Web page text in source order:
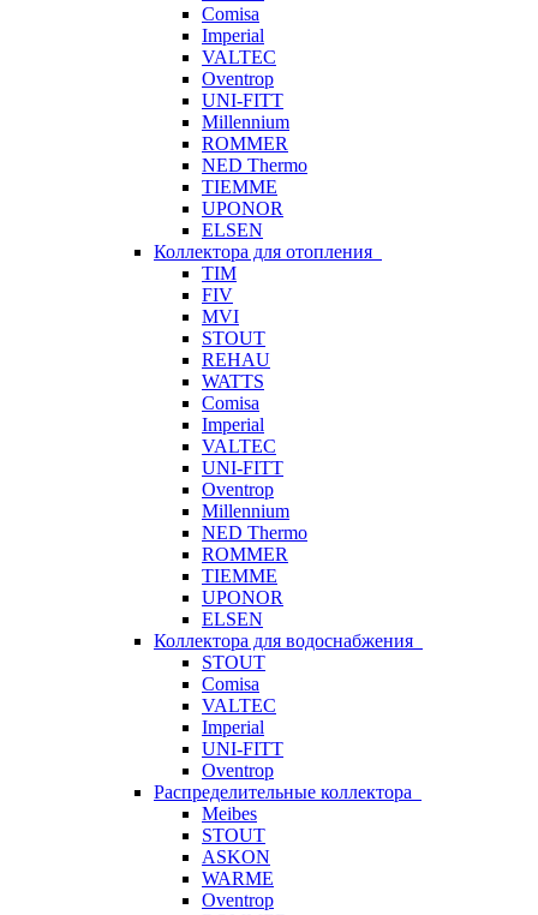
Comisa
Imperial
VALTEC
Oventrop
UNI-FITT
Millennium
ROMMER
NED Thermo
TIEMME
UPONOR
ELSEN
Коллектора для отопления
TIM
FIV
MVI
STOUT
REHAU
WATTS
Comisa
Imperial
VALTEC
UNI-FITT
Oventrop
Millennium
NED Thermo
ROMMER
TIEMME
UPONOR
ELSEN
Коллектора для водоснабжения
STOUT
Comisa
VALTEC
Imperial
UNI-FITT
Oventrop
Распределительные коллектора
Meibes
STOUT
ASKON
WARME
Oventrop